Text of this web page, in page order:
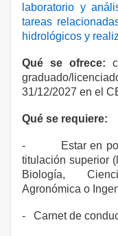
laboratorio y
tareas
hidrológicos y
Qué se ofrece:
graduado/
31/12/2027 en el
Qué se requiere:
- Estar en
titulación superior
Biología,
Agronómica o
- Carnet de